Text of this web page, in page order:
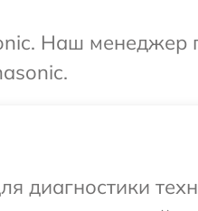
Наш
диагностики